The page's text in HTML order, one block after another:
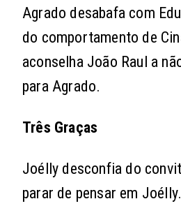
Agrado desabafa com
do comportamento de
aconselha João Raul a
para Agrado.
Três Graças
Joélly desconfia do
parar de pensar em